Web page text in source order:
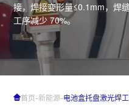
接，焊接变形量≤0.1mm，焊
工序减少 70%。
首页-新能源-电池盒托盘激光焊